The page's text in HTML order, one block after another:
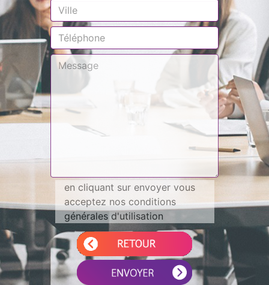
en cliquant sur envoyer vous
acceptez nos conditions
générales d'utilisation